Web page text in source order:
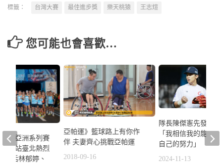
標籤： 台灣大賽 最佳進步獎 樂天桃猿 王志煊
您可能也會喜歡…
亞帕運》籃球路上有你作
伴 夫妻齊心挑戰亞帕運
2018-09-16
隊長陳傑憲先發第
「我相信我的能力
自己的努力」
2024-11-13
run亞洲系列賽
首站臺北熱烈
拳后林郁婷、